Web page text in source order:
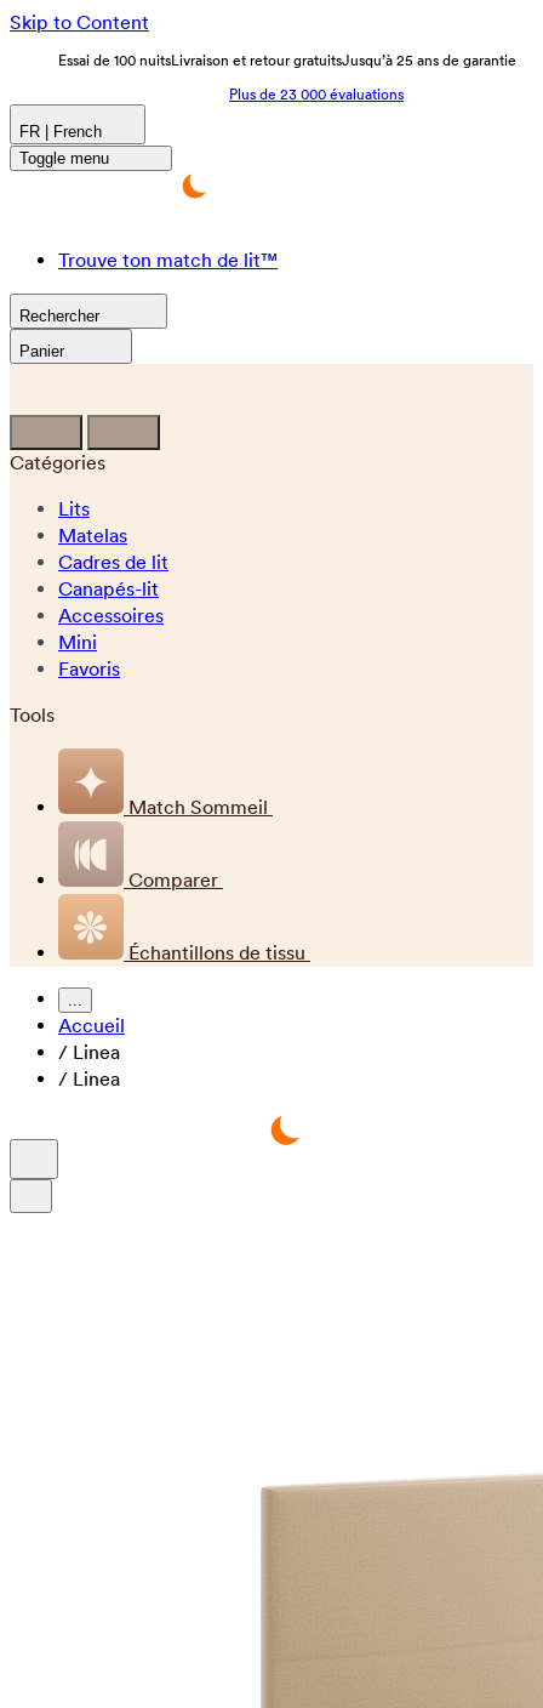
Skip to Content
Essai de 100 nuitsLivraison et retour gratuitsJusqu’à 25 ans de garantie
Plus de 23 000 évaluations
FR | French
Toggle menu
Trouve ton match de lit™
Rechercher
Panier
Catégories
Lits
Matelas
Cadres de lit
Canapés-lit
Accessoires
Mini
Favoris
Tools
Match Sommeil
Comparer
Échantillons de tissu
...
Accueil
/ Linea
/ Linea